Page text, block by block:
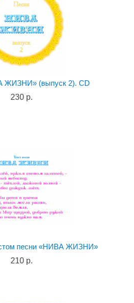
ЖИЗНИ» (выпуск 2). CD
230 р.
песни «НИВА ЖИЗНИ»
210 р.